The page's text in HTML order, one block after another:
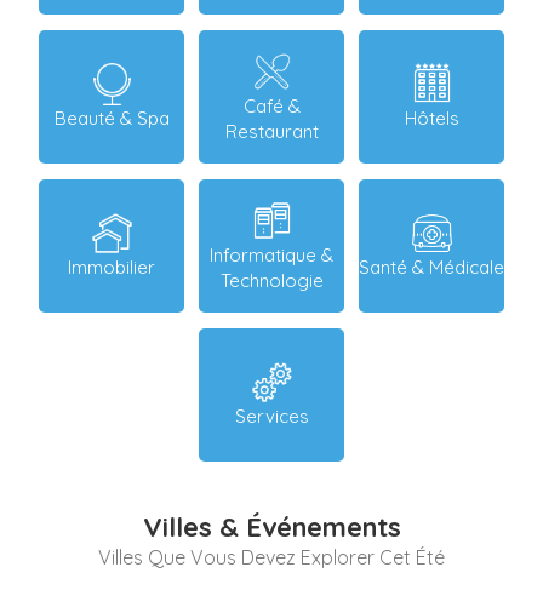
Beauté & Spa
Café &
Restaurant
Hôtels
Immobilier
Informatique &
Technologie
Santé & Médicale
Services
Villes & Événements
Villes Que Vous Devez Explorer Cet Été